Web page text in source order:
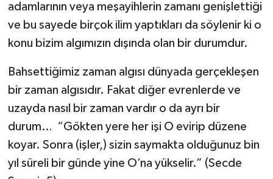
adamlarının veya meşayihlerin zamanı genişlettiği
ve bu sayede birçok ilim yaptıkları da söylenir ki o
konu bizim algımızın dışında olan bir durumdur.
Bahsettiğimiz zaman algısı dünyada gerçekleşen
bir zaman algısıdır. Fakat diğer evrenlerde ve
uzayda nasıl bir zaman vardır o da ayrı bir
durum… “Gökten yere her işi O evirip düzene
koyar. Sonra (işler,) sizin saymakta olduğunuz bin
yıl süreli bir günde yine O’na yükselir.” (Secde